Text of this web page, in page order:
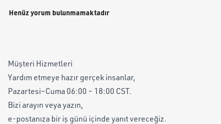
Henüz yorum bulunmamaktadır
Müşteri Hizmetleri
Yardım etmeye hazır gerçek insanlar,
Pazartesi–Cuma 06:00 – 18:00 CST.
Bizi arayın veya yazın,
e-postanıza bir iş günü içinde yanıt vereceğiz.